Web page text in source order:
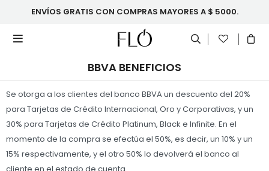
ENVÍOS GRATIS CON COMPRAS MAYORES A $ 5000.

BBVA BENEFICIOS
Se otorga a los clientes del banco BBVA un descuento del 20%
para Tarjetas de Crédito Internacional, Oro y Corporativas, y un
30% para Tarjetas de Crédito Platinum, Black e Infinite. En el
momento de la compra se efectúa el 50%, es decir, un 10% y un
15% respectivamente, y el otro 50% lo devolverá el banco al